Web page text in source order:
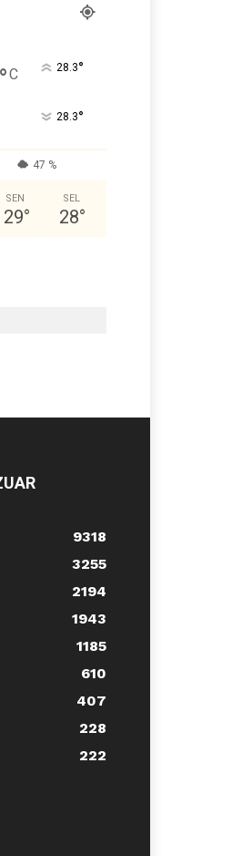
°C 28.3°
28.3°
47 %
SEN
29°
SEL
28°
9318
3255
2194
1943
1185
610
407
228
222